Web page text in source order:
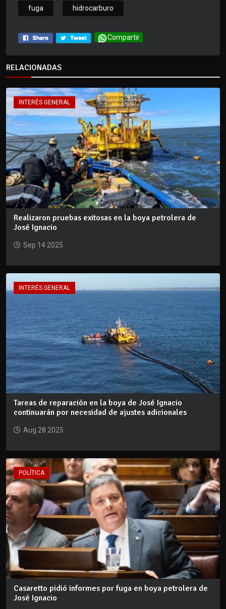
fuga hidrocarburo
Compartir
RELACIONADAS
INTERÉS GENERAL
Realizaron pruebas exitosas en la boya petrolera de
José Ignacio
Sep 14 2025
INTERÉS GENERAL
Tareas de reparación en la boya de José Ignacio
continuarán por necesidad de ajustes adicionales
Aug 28 2025
POLÍTICA
Casaretto pidió informes por fuga en boya petrolera de
José Ignacio